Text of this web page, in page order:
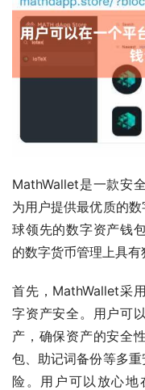
MathWallet是一款安
为用户提供最优质的
球领先的数字资产钱
的数字货币管理上具有
首先，MathWallet采
字资产安全。用户可
产，确保资产的安全
包、助记词备份等多
险。用户可以放心地